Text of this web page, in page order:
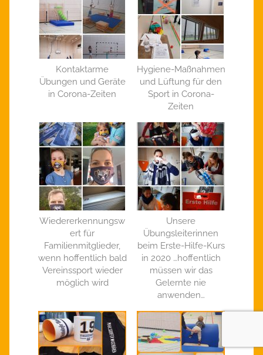
Kontaktarme
Übungen und Geräte
in Corona-Zeiten
Hygiene-Maßnahmen
und Lüftung für den
Sport in Corona-
Zeiten
Wiedererkennungsw
ert für
Familienmitglieder,
wenn hoffentlich bald
Vereinssport wieder
möglich wird
Unsere
Übungsleiterinnen
beim Erste-Hilfe-Kurs
in 2020 …hoffentlich
müssen wir das
Gelernte nie
anwenden…